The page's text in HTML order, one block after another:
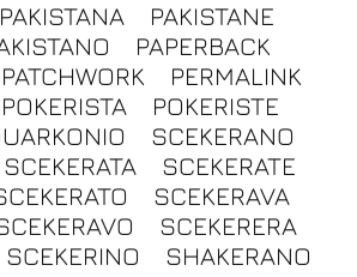
PAKISTANA
PAKISTANE
PAPERBACK
PATCHWORK
PERMALINK
POKERISTA
POKERISTE
SCEKERANO
SCEKERATA
SCEKERATE
SCEKERAVA
SCEKERERA
SCEKERINO
SHAKERANO